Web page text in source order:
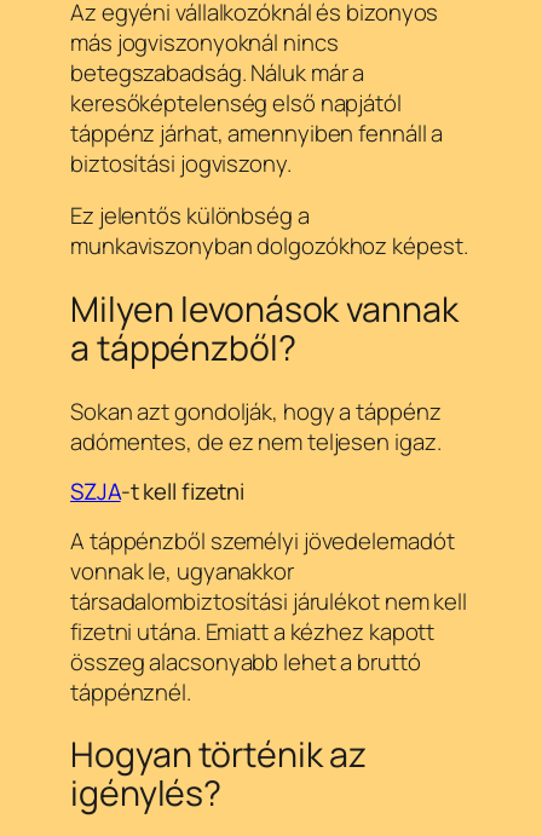
Az egyéni vállalkozóknál és bizonyos
más jogviszonyoknál nincs
betegszabadság. Náluk már a
keresőképtelenség első napjától
táppénz járhat, amennyiben fennáll a
biztosítási jogviszony.
Ez jelentős különbség a
munkaviszonyban dolgozókhoz képest.
Milyen levonások vannak
a táppénzből?
Sokan azt gondolják, hogy a táppénz
adómentes, de ez nem teljesen igaz.
SZJA-t kell fizetni
A táppénzből személyi jövedelemadót
vonnak le, ugyanakkor
társadalombiztosítási járulékot nem kell
fizetni utána. Emiatt a kézhez kapott
összeg alacsonyabb lehet a bruttó
táppénznél.
Hogyan történik az
igénylés?